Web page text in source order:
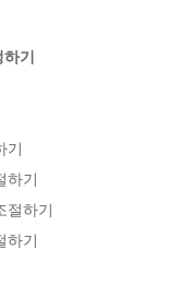
하기
기
하기
절하기
하기